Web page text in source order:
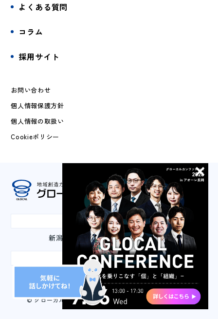
よくある質問
コラム
採用サイト
お問い合わせ
個人情報保護方針
個人情報の取扱い
Cookieポリシー
本社
新潟県長岡市城内町3-2-1 山嘉ビル3F
東京事務所
東京都千代田区丸の内3-2-2 丸の内二重橋ビル2F
© グローカルマーケティング株式会社 All Rights Reserved.